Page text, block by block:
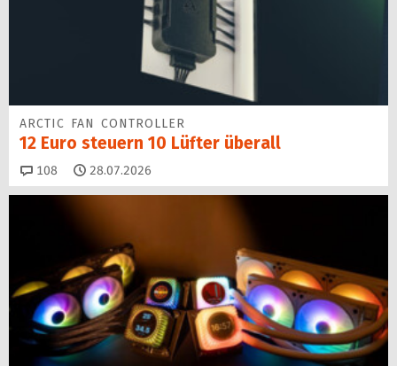
ARCTIC FAN CONTROLLER
12 Euro steuern 10 Lüfter überall
108 Kommentare
28.07.2026